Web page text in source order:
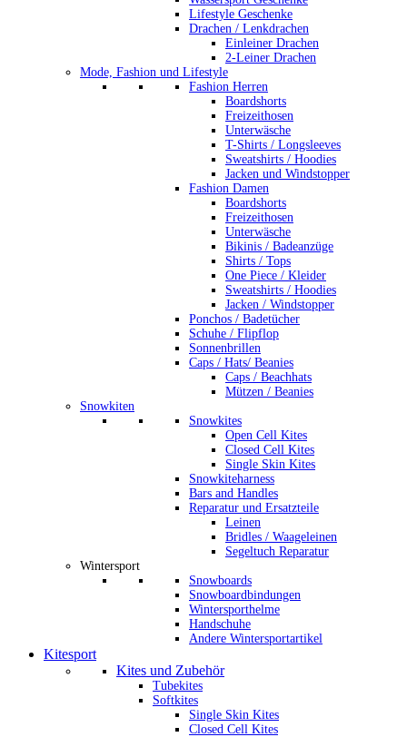
Lifestyle Geschenke
Drachen / Lenkdrachen
Einleiner Drachen
2-Leiner Drachen
Mode, Fashion und Lifestyle
Fashion Herren
Boardshorts
Freizeithosen
Unterwäsche
T-Shirts / Longsleeves
Sweatshirts / Hoodies
Jacken und Windstopper
Fashion Damen
Boardshorts
Freizeithosen
Unterwäsche
Bikinis / Badeanzüge
Shirts / Tops
One Piece / Kleider
Sweatshirts / Hoodies
Jacken / Windstopper
Ponchos / Badetücher
Schuhe / Flipflop
Sonnenbrillen
Caps / Hats/ Beanies
Caps / Beachhats
Mützen / Beanies
Snowkiten
Snowkites
Open Cell Kites
Closed Cell Kites
Single Skin Kites
Snowkiteharness
Bars and Handles
Reparatur und Ersatzteile
Leinen
Bridles / Waageleinen
Segeltuch Reparatur
Wintersport
Snowboards
Snowboardbindungen
Wintersporthelme
Handschuhe
Andere Wintersportartikel
Kitesport
Kites und Zubehör
Tubekites
Softkites
Single Skin Kites
Closed Cell Kites